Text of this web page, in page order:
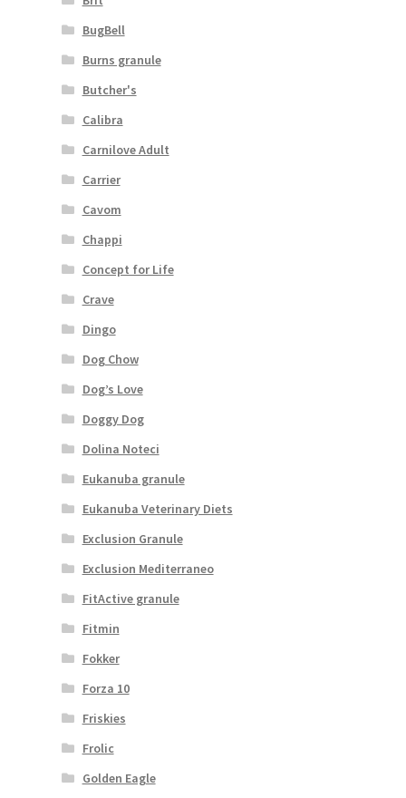
BugBell
Burns granule
Butcher's
Calibra
Carnilove Adult
Carrier
Cavom
Chappi
Concept for Life
Crave
Dingo
Dog Chow
Dog’s Love
Doggy Dog
Dolina Noteci
Eukanuba granule
Eukanuba Veterinary Diets
Exclusion Granule
Exclusion Mediterraneo
FitActive granule
Fitmin
Fokker
Forza 10
Friskies
Frolic
Golden Eagle